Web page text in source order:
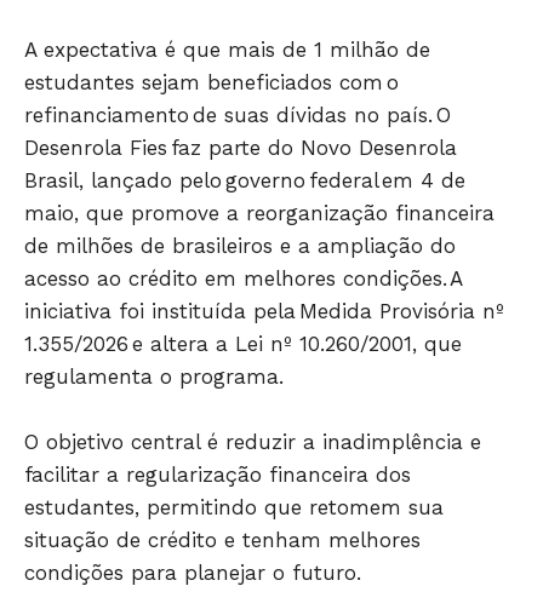
Só Notícias
JUNTE-SE NO WHATSAPP
A expectativa é que mais de 1 milhão de
estudantes sejam beneficiados com o
refinanciamento de suas dívidas no país. O
Desenrola Fies faz parte do Novo Desenrola
Brasil, lançado pelo governo federal em 4 de
maio, que promove a reorganização financeira
de milhões de brasileiros e a ampliação do
acesso ao crédito em melhores condições. A
iniciativa foi instituída pela Medida Provisória nº
1.355/2026 e altera a Lei nº 10.260/2001, que
regulamenta o programa.
O objetivo central é reduzir a inadimplência e
facilitar a regularização financeira dos
estudantes, permitindo que retomem sua
situação de crédito e tenham melhores
condições para planejar o futuro.